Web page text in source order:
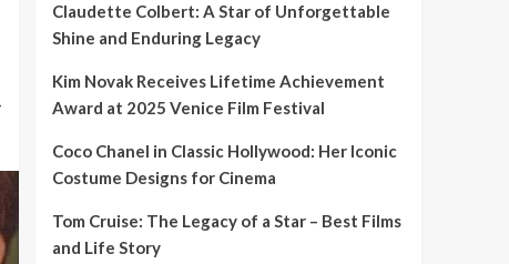
Claudette Colbert: A Star of Unforgettable
Shine and Enduring Legacy
Kim Novak Receives Lifetime Achievement
Award at 2025 Venice Film Festival
Coco Chanel in Classic Hollywood: Her Iconic
Costume Designs for Cinema
Tom Cruise: The Legacy of a Star – Best Films
and Life Story